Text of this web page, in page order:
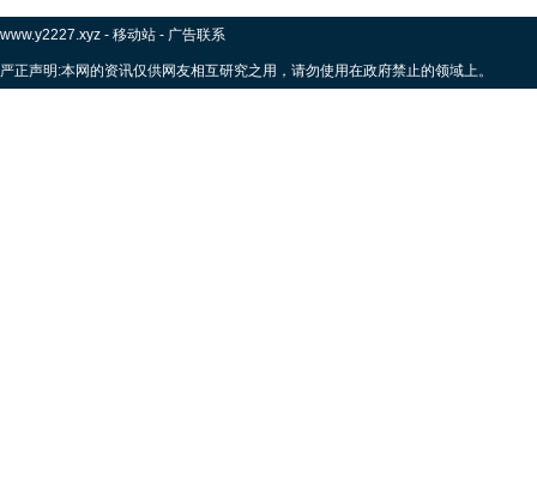
www.y2227.xyz - 移动站 - 广告联系
严正声明:本网的资讯仅供网友相互研究之用，请勿使用在政府禁止的领域上。